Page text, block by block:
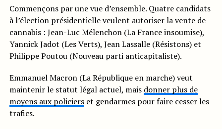
Commençons par une vue d’ensemble. Quatre candidats
à l’élection présidentielle veulent autoriser la vente de
cannabis : Jean-Luc Mélenchon (La France insoumise),
Yannick Jadot (Les Verts), Jean Lassalle (Résistons) et
Philippe Poutou (Nouveau parti anticapitaliste).
Emmanuel Macron (La République en marche) veut
maintenir le statut légal actuel, mais donner plus de
moyens aux policierset gendarmes pour faire cesser les
trafics.